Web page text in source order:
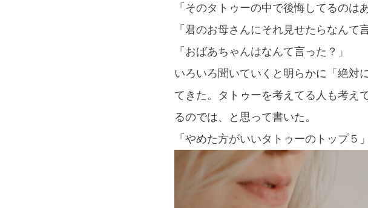
「そのタトゥーの中で後悔してるのは
「君のお母さんにそれ見せたらなんて
「おばあちゃんはなんて言った？」
いろいろ聞いていくと明らかに「絶対
てきた。タトゥーを考えてる人も考え
るのでは、と思って書いた。
「やめた方がいいタトゥーのトップ５